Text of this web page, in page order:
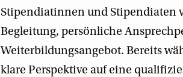
Stipendiatinnen und Stipendiaten
Begleitung, persönliche
Weiterbildungsangebot. Bereits
klare Perspektive auf eine